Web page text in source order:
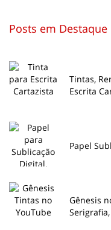
Posts em Destaque
Tintas,
Escrita
Papel
Gênesis